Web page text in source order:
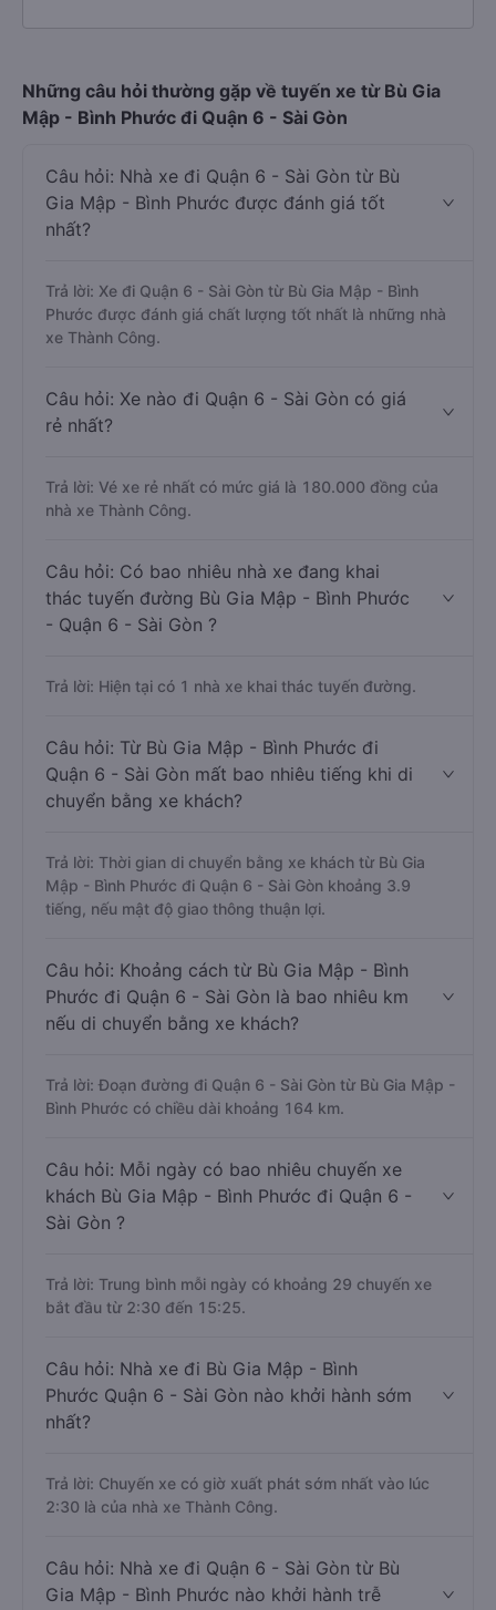
Những câu hỏi thường gặp về tuyến xe từ Bù Gia
Mập - Bình Phước đi Quận 6 - Sài Gòn
Câu hỏi: Nhà xe đi Quận 6 - Sài Gòn từ Bù
Gia Mập - Bình Phước được đánh giá tốt
nhất?
Trả lời: Xe đi Quận 6 - Sài Gòn từ Bù Gia Mập - Bình
Phước được đánh giá chất lượng tốt nhất là những nhà
xe Thành Công.
Câu hỏi: Xe nào đi Quận 6 - Sài Gòn có giá
rẻ nhất?
Trả lời: Vé xe rẻ nhất có mức giá là 180.000 đồng của
nhà xe Thành Công.
Câu hỏi: Có bao nhiêu nhà xe đang khai
thác tuyến đường Bù Gia Mập - Bình Phước
- Quận 6 - Sài Gòn ?
Trả lời: Hiện tại có 1 nhà xe khai thác tuyến đường.
Câu hỏi: Từ Bù Gia Mập - Bình Phước đi
Quận 6 - Sài Gòn mất bao nhiêu tiếng khi di
chuyển bằng xe khách?
Trả lời: Thời gian di chuyển bằng xe khách từ Bù Gia
Mập - Bình Phước đi Quận 6 - Sài Gòn khoảng 3.9
tiếng, nếu mật độ giao thông thuận lợi.
Câu hỏi: Khoảng cách từ Bù Gia Mập - Bình
Phước đi Quận 6 - Sài Gòn là bao nhiêu km
nếu di chuyển bằng xe khách?
Trả lời: Đoạn đường đi Quận 6 - Sài Gòn từ Bù Gia Mập -
Bình Phước có chiều dài khoảng 164 km.
Câu hỏi: Mỗi ngày có bao nhiêu chuyến xe
khách Bù Gia Mập - Bình Phước đi Quận 6 -
Sài Gòn ?
Trả lời: Trung bình mỗi ngày có khoảng 29 chuyến xe
bắt đầu từ 2:30 đến 15:25.
Câu hỏi: Nhà xe đi Bù Gia Mập - Bình
Phước Quận 6 - Sài Gòn nào khởi hành sớm
nhất?
Trả lời: Chuyến xe có giờ xuất phát sớm nhất vào lúc
2:30 là của nhà xe Thành Công.
Câu hỏi: Nhà xe đi Quận 6 - Sài Gòn từ Bù
Gia Mập - Bình Phước nào khởi hành trễ